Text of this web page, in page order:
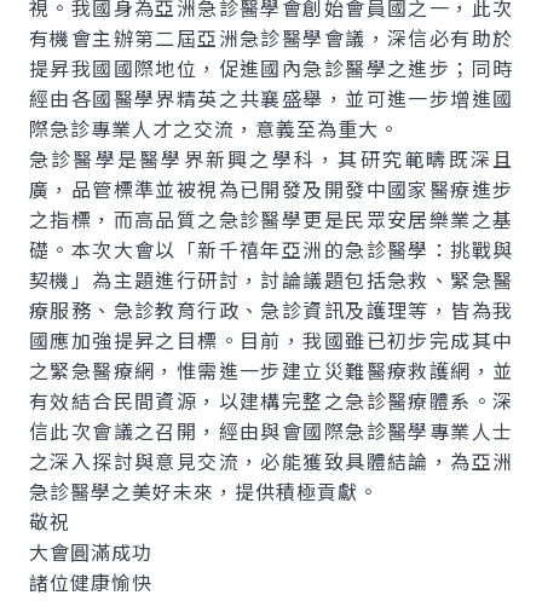
視。我國身為亞洲急診醫學會創始會員國之一，此次
有機會主辦第二屆亞洲急診醫學會議，深信必有助於
提昇我國國際地位，促進國內急診醫學之進步；同時
經由各國醫學界精英之共襄盛舉，並可進一步增進國
際急診專業人才之交流，意義至為重大。
急診醫學是醫學界新興之學科，其研究範疇既深且
廣，品管標準並被視為已開發及開發中國家醫療進步
之指標，而高品質之急診醫學更是民眾安居樂業之基
礎。本次大會以「新千禧年亞洲的急診醫學：挑戰與
契機」為主題進行研討，討論議題包括急救、緊急醫
療服務、急診教育行政、急診資訊及護理等，皆為我
國應加強提昇之目標。目前，我國雖已初步完成其中
之緊急醫療網，惟需進一步建立災難醫療救護網，並
有效結合民間資源，以建構完整之急診醫療體系。深
信此次會議之召開，經由與會國際急診醫學專業人士
之深入探討與意見交流，必能獲致具體結論，為亞洲
急診醫學之美好未來，提供積極貢獻。
敬祝
大會圓滿成功
諸位健康愉快